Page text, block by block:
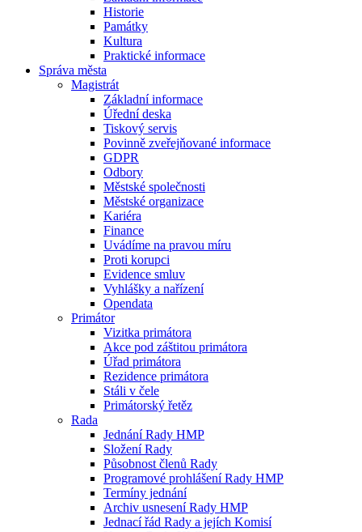
Historie
Památky
Kultura
Praktické informace
Správa města
Magistrát
Základní informace
Úřední deska
Tiskový servis
Povinně zveřejňované informace
GDPR
Odbory
Městské společnosti
Městské organizace
Kariéra
Finance
Uvádíme na pravou míru
Proti korupci
Evidence smluv
Vyhlášky a nařízení
Opendata
Primátor
Vizitka primátora
Akce pod záštitou primátora
Úřad primátora
Rezidence primátora
Stáli v čele
Primátorský řetěz
Rada
Jednání Rady HMP
Složení Rady
Působnost členů Rady
Programové prohlášení Rady HMP
Termíny jednání
Archiv usnesení Rady HMP
Jednací řád Rady a jejích Komisí